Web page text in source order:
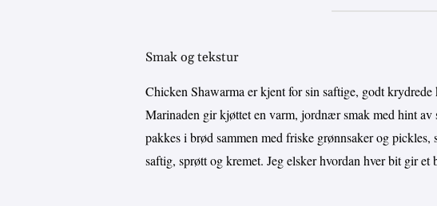
Smak og tekstur
Chicken Shawarma er kjent for sin saftige, godt
Marinaden gir kjøttet en varm, jordnær smak med hint
pakkes i brød sammen med friske grønnsaker og pickles,
saftig, sprøtt og kremet. Jeg elsker hvordan hver bit gir et